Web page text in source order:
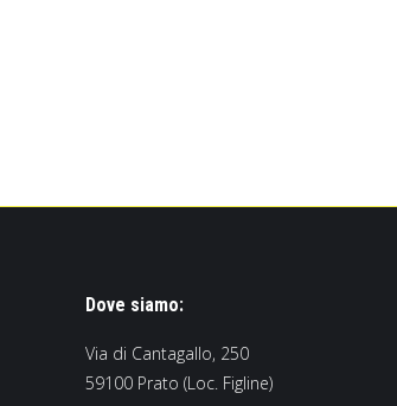
Dove siamo:
Via di Cantagallo, 250
59100 Prato (Loc. Figline)